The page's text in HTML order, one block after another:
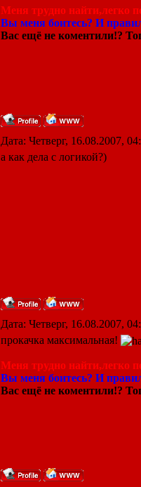
Меня трудно найти,легко
Вы меня боитесь? И
Вас ещё не коментили!?
Дата: Четверг, 16.08.2007,
а как дела с логикой?)
Дата: Четверг, 16.08.2007,
прокачка максимальная!
Меня трудно найти,легко
Вы меня боитесь? И
Вас ещё не коментили!?